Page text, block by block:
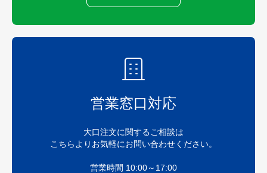
営業窓口対応
大口注文に関するご相談は
こちらよりお気軽にお問い合わせください。
営業時間 10:00～17:00